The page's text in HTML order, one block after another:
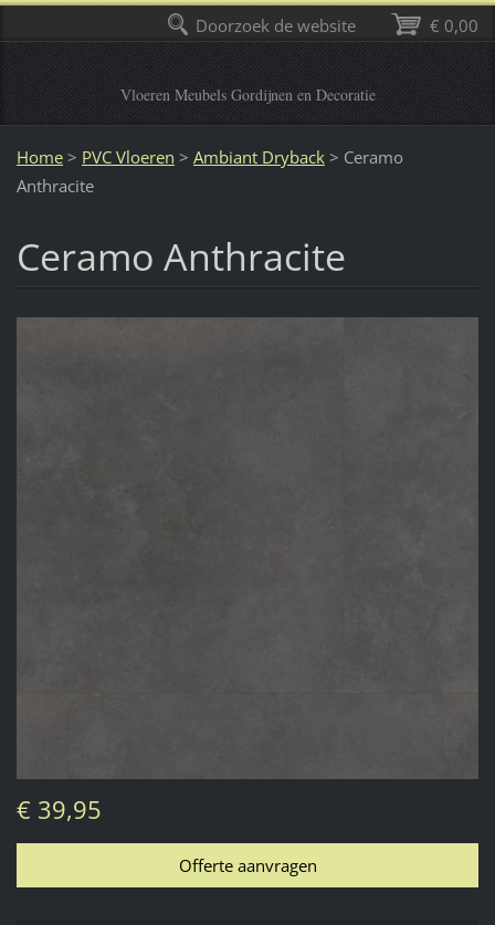
Vloeren Meubels Gordijnen en Decoratie
Home > PVC Vloeren > Ambiant Dryback > Ceramo
Anthracite
Ceramo Anthracite
€ 39,95
€ 0,00
Doorzoek de website